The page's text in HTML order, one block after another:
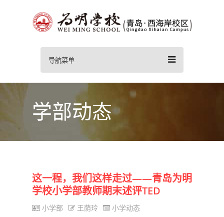
导航菜单
学部动态
这一程，我们这样走过——青岛为明
学校小学部教师期末述评TED
小学部 王荫玲 小学动态